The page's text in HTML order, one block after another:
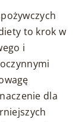
to krok w
i
dla